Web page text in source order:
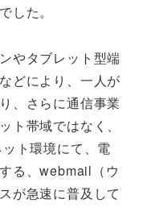
した。
やタブレット型端
どにより、一人が
、さらに通信事業
ト帯域ではなく、
ト環境にて、電
る、webmail（ウ
が急速に普及して